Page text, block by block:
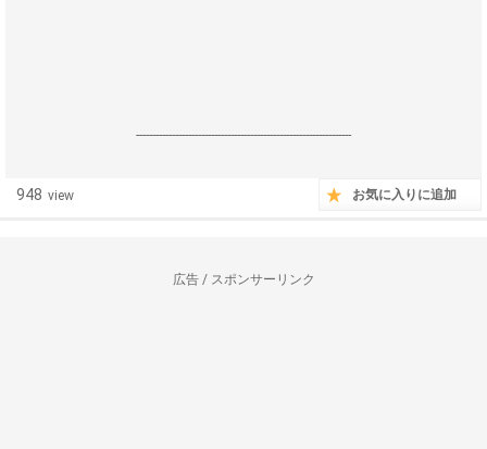
------------------------------------------------------------------
948 view お気に入りに追加
広告 / スポンサーリンク